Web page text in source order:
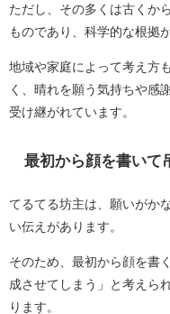
ただし、その多くは古くか
ものであり、科学的な根拠
地域や家庭によって考え方
く、晴れを願う気持ちや感
受け継がれています。
最初から顔を書いて
てるてる坊主は、願いがか
い伝えがあります。
そのため、最初から顔を書
成させてしまう」と考えら
ります。